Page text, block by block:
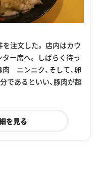
注文した。 店内はカウ
ー席へ。 しばらく待っ
肉 ニンニク、そして、卵
であるといい、豚肉が超
を見る